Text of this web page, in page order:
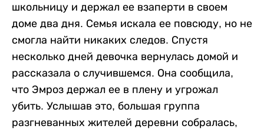
школьницу и держал ее взаперти в своем
доме два дня. Семья искала ее повсюду, но не
смогла найти никаких следов. Спустя
несколько дней девочка вернулась домой и
рассказала о случившемся. Она сообщила,
что Эмроз держал ее в плену и угрожал
убить. Услышав это, большая группа
разгневанных жителей деревни собралась,